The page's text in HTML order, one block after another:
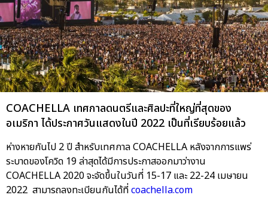
COACHELLA เทศกาลดนตรีและศิลปะที่ใหญ่ที่สุดของ
อเมริกา ได้ประกาศวันแสดงในปี 2022 เป็นที่เรียบร้อยแล้ว
ห่างหายกันไป 2 ปี สำหรับเทศกาล COACHELLA หลังจากการแพร่
ระบาดของโควิด 19 ล่าสุดได้มีการประกาสออกมาว่างาน
COACHELLA 2020 จะจัดขึ้นในวันที่ 15-17 และ 22-24 เมษายน
2022 สามารถลงทะเบียนกันได้ที่coachella.com